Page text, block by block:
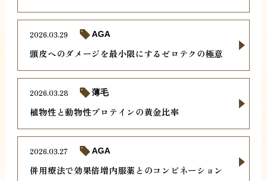
頭皮へのダメージを最小限にするゼロテクの極意
2026.03.29 AGA
植物性と動物性プロテインの黄金比率
2026.03.28 薄毛
併用療法で効果倍増内服薬とのコンビネーション
2026.03.27 AGA